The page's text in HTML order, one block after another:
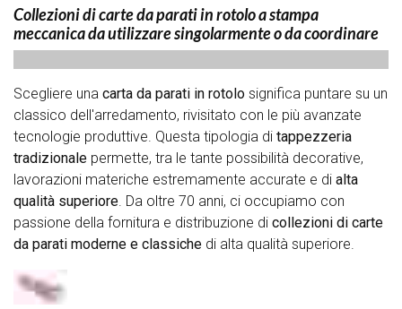
Collezioni di carte da parati in rotolo a stampa
meccanica da utilizzare singolarmente o da coordinare
Scegliere una carta da parati in rotolo significa puntare su un
classico dell'arredamento, rivisitato con le più avanzate
tecnologie produttive. Questa tipologia di tappezzeria
tradizionale permette, tra le tante possibilità decorative,
lavorazioni materiche estremamente accurate e di alta
qualità superiore . Da oltre 70 anni, ci occupiamo con
passione della fornitura e distribuzione di collezioni di carte
da parati moderne e classiche di alta qualità superiore.